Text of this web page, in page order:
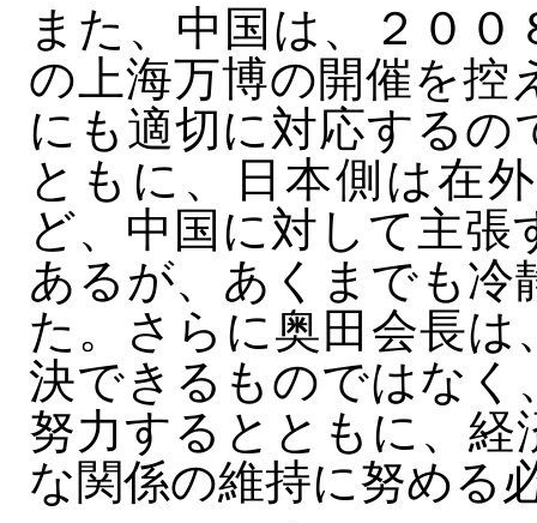
また、中国は、２０
の上海万博の開催を控
にも適切に対応する
ともに、日本側は在
ど、中国に対して主
あるが、あくまでも
た。さらに奥田会長
決できるものではなく
努力するとともに、経
な関係の維持に努める